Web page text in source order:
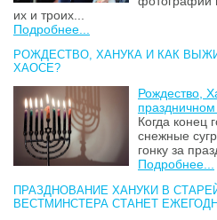
их и троих...
Подробнее...
РОЖДЕСТВО, ХАНУКА И КАК
ХАОСЕ?
Рождество,
Когда конец
снежные
гонку за
Подробнее...
ПРАЗДНОВАНИЕ ХАНУКИ В
ВЕСТМИНСТЕРА СТАНЕТ